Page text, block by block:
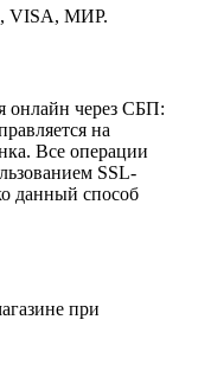
VISA, МИР.
онлайн через СБП:
на
Все операции
SSL-
данный способ
при